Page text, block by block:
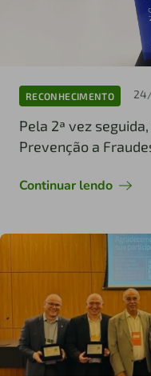
RECONHECIMENTO
Pela 2ª vez
Prevenção a
Continuar lendo